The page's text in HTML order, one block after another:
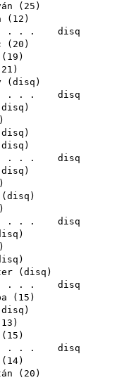
( 25 )
( 12 )
. . . disq
( 20 )
( 19 )
21 )
( disq )
. . . disq
disq )
()
disq )
disq )
. . . disq
disq )
()
( disq )
()
. . . disq
)
()
)
( disq )
. . . disq
( 15 )
disq )
13 )
( 15 )
. . . disq
( 14)
( 20 )